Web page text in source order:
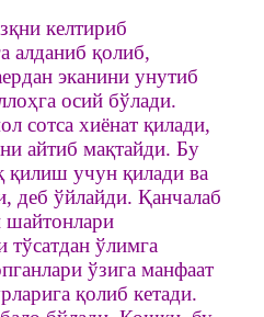
келтириб
алданиб қолиб,
эканини унутиб
осий бўлади.
сотса хиёнат қилади,
айтиб мақтайди. Бу
қилиш учун қилади ва
деб ўйлайди. Қанчалаб
шайтонлари
тўсатдан ўлимга
ўзига манфаат
қолиб кетади.